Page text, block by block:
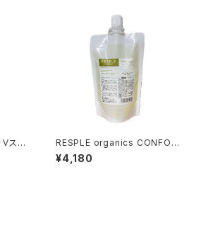
スプ
RESPLE organics CONFOR
T FORM 詰替え 200ml
¥4,180